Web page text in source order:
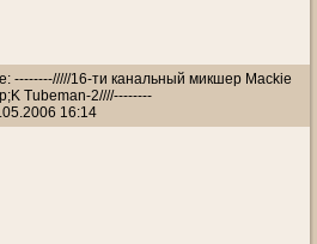
--------/////16-ти канальный микшер Mackie
Tubeman-2////--------
16:14